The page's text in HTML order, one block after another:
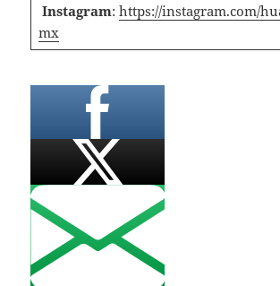
Instagram: https://instagram.com/
mx